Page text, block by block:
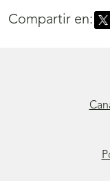
Compartir en: